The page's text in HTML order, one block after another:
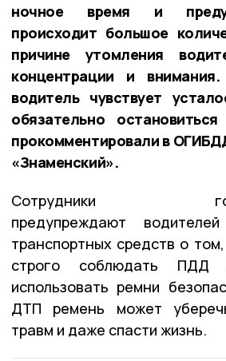
ночное время и
происходит большое
причине утомления
концентрации и
водитель чувствует
обязательно
прокомментировали в
«Знаменский».
Сотрудники
предупреждают
транспортных средств о
строго соблюдать ПДД
использовать ремни
ДТП ремень может
травм и даже спасти жизнь.